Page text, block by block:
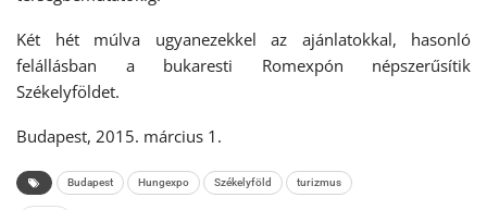
Két hét múlva ugyanezekkel az ajánlatokkal, hasonló
felállásban a bukaresti Romexpón népszerűsítik
Székelyföldet.
Budapest, 2015. március 1.
Budapest Hungexpo Székelyföld turizmus